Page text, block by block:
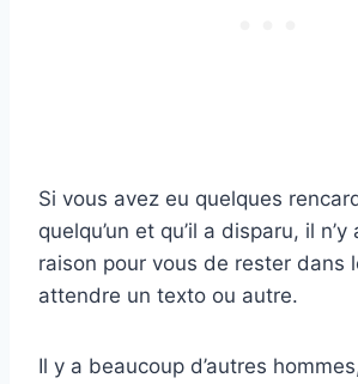
Si vous avez eu quelques
quelqu’un et qu’il a disparu, il n’y
raison pour vous de rester dans
attendre un texto ou autre.
Il y a beaucoup d’autres